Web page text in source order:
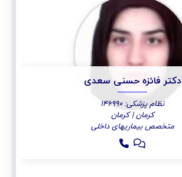
دکتر فائزه حسنی سعدی
نظام پزشکی: 146990
کرمان | کرمان
متخصص بیماریهای داخلی